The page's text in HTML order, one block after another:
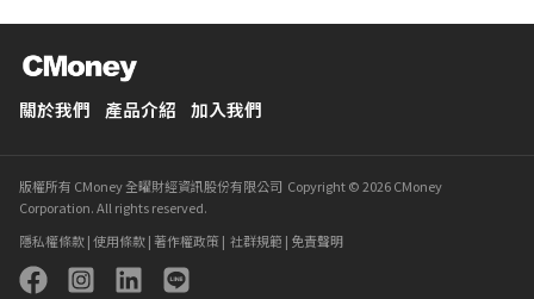
關於我們 產品介紹 加入我們
版權所有 CMoney 全曜財經資訊股份有限公司 Copyright © 2026 CMoney
Corporation. All rights reserved.
隱私權條款|使用條款| 著作權政策| 社群規範 | 免責聲明